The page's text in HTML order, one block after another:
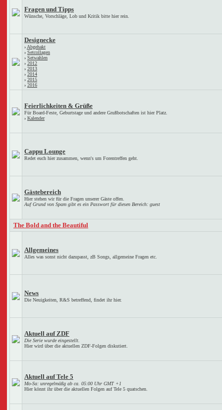
Fragen und Tipps
Wünsche, Vorschläge, Lob und Kritik bitte hier rein.
Designecke
› Abgehakt
› Setcollagen
› Setwahlen
› 2012
› 2013
› 2014
› 2015
› 2016
Feierlichkeiten & Grüße
Für Board-Feste, Geburtstage und andere Grußbotschaften ist hier Platz.
› Kalender
Cappu Lounge
Redet euch hier zusammen, wenn's um Forentreffen geht.
Gästebereich
Hier stehen wir für die Fragen unserer Gäste offen.
Auf Grund von Spam gibt es ein Passwort für diesen Bereich: guest
The Bold and the Beautiful
Allgemeines
Alles was sonst nicht dazupasst, zB Songs, allgemeine Fragen etc.
News
Die Neuigkeiten, R&S betreffend, findet ihr hier.
Aktuell auf ZDF
Die Serie wurde eingestellt.
Hier wird über die aktuellen ZDF-Folgen diskutiert.
Aktuell auf Tele 5
Mo-Sa: unregelmäßg ab ca. 05:00 Uhr GMT +1
Hier könnt ihr über die aktuellen Folgen auf Tele 5 quatschen.